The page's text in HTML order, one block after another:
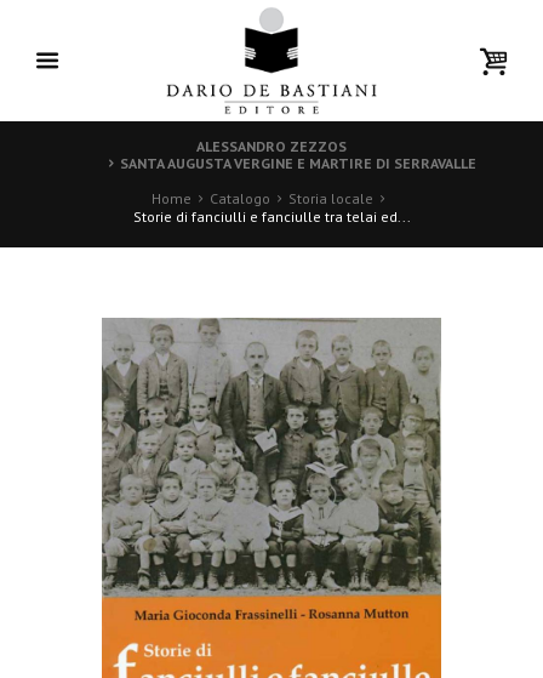
ALESSANDRO ZEZZOS
SANTA AUGUSTA VERGINE E MARTIRE DI SERRAVALLE
Home
Catalogo
Storia locale
Storie di fanciulli e fanciulle tra telai ed...